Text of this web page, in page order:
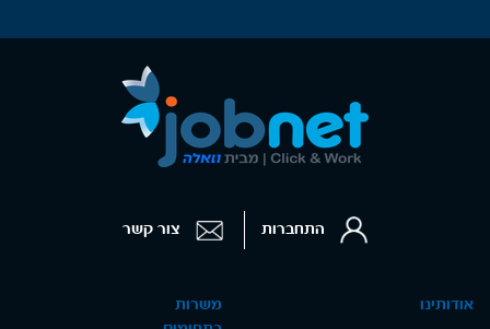
אודותינו
משרות